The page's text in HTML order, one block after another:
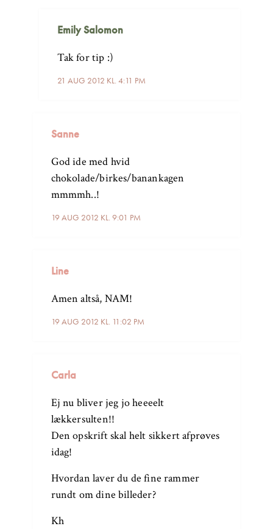
Emily Salomon
21 AUG 2012 KL. 4:11 PM
Tak for tip :)
Sanne
19 AUG 2012 KL. 9:01 PM
God ide med hvid
chokolade/birkes/banankagen
mmmmh..!
Line
19 AUG 2012 KL. 11:02 PM
Amen altså, NAM!
Carla
Ej nu bliver jeg jo heeeelt
lækkersulten!!
Den opskrift skal helt sikkert afprøves
idag!
Hvordan laver du de fine rammer
rundt om dine billeder?
Kh